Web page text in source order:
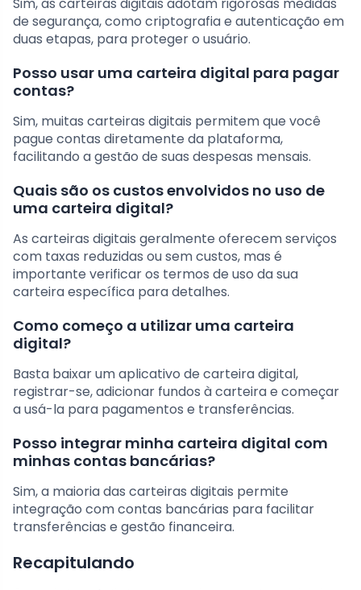
de segurança, como criptografia e autenticação em
duas etapas, para proteger o usuário.
Posso usar uma carteira digital para pagar
contas?
Sim, muitas carteiras digitais permitem que você
pague contas diretamente da plataforma,
facilitando a gestão de suas despesas mensais.
Quais são os custos envolvidos no uso de
uma carteira digital?
As carteiras digitais geralmente oferecem serviços
com taxas reduzidas ou sem custos, mas é
importante verificar os termos de uso da sua
carteira específica para detalhes.
Como começo a utilizar uma carteira
digital?
Basta baixar um aplicativo de carteira digital,
registrar-se, adicionar fundos à carteira e começar
a usá-la para pagamentos e transferências.
Posso integrar minha carteira digital com
minhas contas bancárias?
Sim, a maioria das carteiras digitais permite
integração com contas bancárias para facilitar
transferências e gestão financeira.
Recapitulando